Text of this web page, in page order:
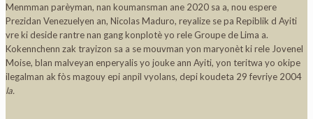
Menmman parèyman, nan koumansman ane 2020 sa a, nou espere
Prezidan Venezuelyen an, Nicolas Maduro, reyalize se pa Repiblik d Ayiti
vre ki desiderantre nan gang konplotè yo rele Groupe de Lima a.
Kokennchenn zak trayizon sa a se mouvman yon maryonèt ki rele Jovenel
Moise, blan malveyan enperyalis yo jouke ann Ayiti, yon teritwa yo okipe
ilegalman ak fòs magouy epi anpil vyolans, depi koudeta 29 fevriye 2004
la.